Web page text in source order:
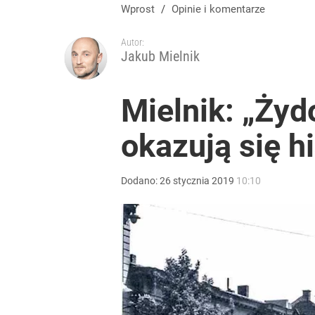
„Nie chodzi o zemstę”. Mocny apel w sprawie ofiar
dodaj
Wrze po roku Nawrockiego. „Największa hańba”
Morawiecki przelicytował PiS. Chce zawieszać
Wprost / Opinie i komentarze
Autor:
Jakub Mielnik
Mielnik:
okazują się
Dodano:26 stycznia 2019 10:10